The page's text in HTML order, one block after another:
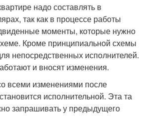
надо составлять в
так как в процессе работы
моменты, которые нужно
Кроме принципиальной схемы
непосредственных исполнителей.
и вносят изменения.
всеми изменениями после
исполнительной. Эта та
запрашивать у предыдущего